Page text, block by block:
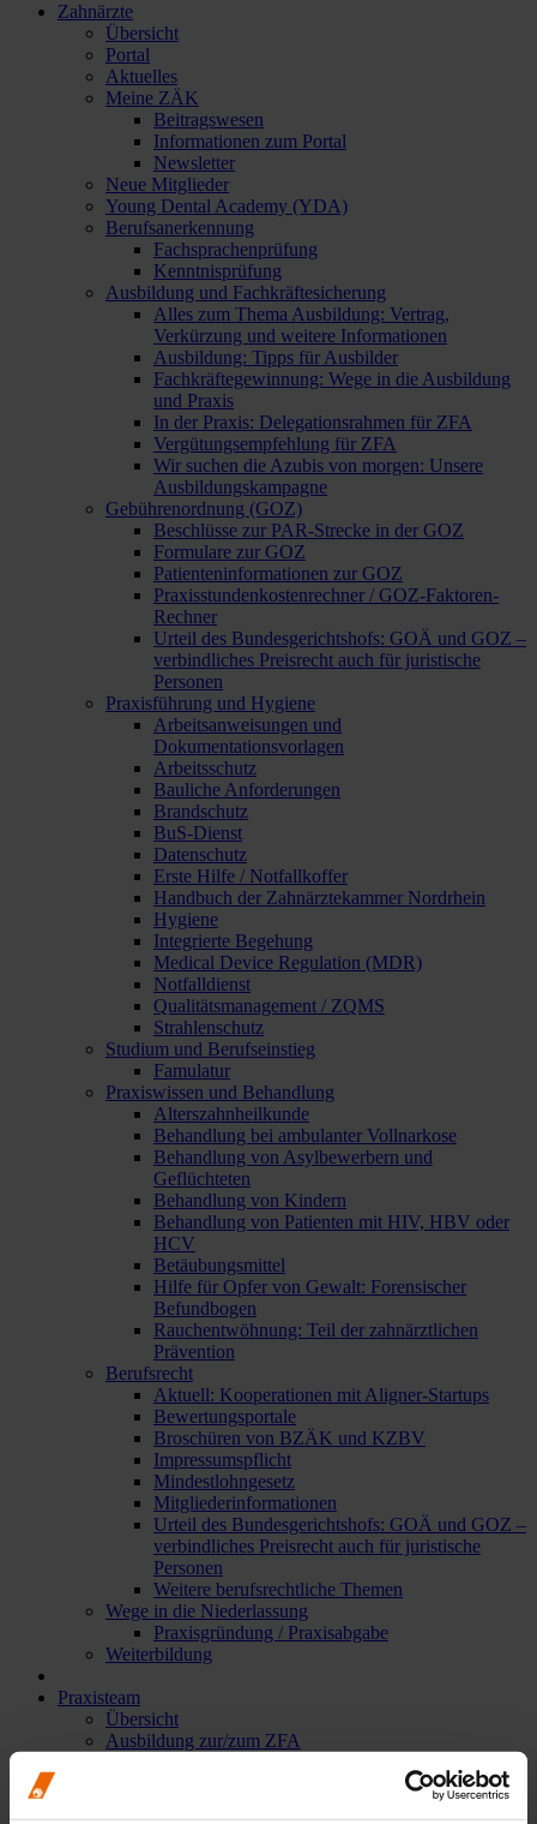
Zahnärzte
Übersicht
Portal
Aktuelles
Meine ZÄK
Beitragswesen
Informationen zum Portal
Newsletter
Neue Mitglieder
Young Dental Academy (YDA)
Berufsanerkennung
Fachsprachenprüfung
Kenntnisprüfung
Ausbildung und Fachkräftesicherung
Alles zum Thema Ausbildung: Vertrag,
Verkürzung und weitere Informationen
Ausbildung: Tipps für Ausbilder
Fachkräftegewinnung: Wege in die Ausbildung
und Praxis
In der Praxis: Delegationsrahmen für ZFA
Vergütungsempfehlung für ZFA
Wir suchen die Azubis von morgen: Unsere
Ausbildungskampagne
Gebührenordnung (GOZ)
Beschlüsse zur PAR-Strecke in der GOZ
Formulare zur GOZ
Patienteninformationen zur GOZ
Praxisstundenkostenrechner / GOZ-Faktoren-
Rechner
Urteil des Bundesgerichtshofs: GOÄ und GOZ –
verbindliches Preisrecht auch für juristische
Personen
Praxisführung und Hygiene
Arbeitsanweisungen und
Dokumentationsvorlagen
Arbeitsschutz
Bauliche Anforderungen
Brandschutz
BuS-Dienst
Datenschutz
Erste Hilfe / Notfallkoffer
Handbuch der Zahnärztekammer Nordrhein
Hygiene
Integrierte Begehung
Medical Device Regulation (MDR)
Notfalldienst
Qualitätsmanagement / ZQMS
Strahlenschutz
Studium und Berufseinstieg
Famulatur
Praxiswissen und Behandlung
Alterszahnheilkunde
Behandlung bei ambulanter Vollnarkose
Behandlung von Asylbewerbern und
Geflüchteten
Behandlung von Kindern
Behandlung von Patienten mit HIV, HBV oder
HCV
Betäubungsmittel
Hilfe für Opfer von Gewalt: Forensischer
Befundbogen
Rauchentwöhnung: Teil der zahnärztlichen
Prävention
Berufsrecht
Aktuell: Kooperationen mit Aligner-Startups
Bewertungsportale
Broschüren von BZÄK und KZBV
Impressumspflicht
Mindestlohngesetz
Mitgliederinformationen
Urteil des Bundesgerichtshofs: GOÄ und GOZ –
verbindliches Preisrecht auch für juristische
Personen
Weitere berufsrechtliche Themen
Wege in die Niederlassung
Praxisgründung / Praxisabgabe
Weiterbildung
Praxisteam
Übersicht
Ausbildung zur/zum ZFA
Ausbildungsverkürzung: Das müssen Zahnärzte